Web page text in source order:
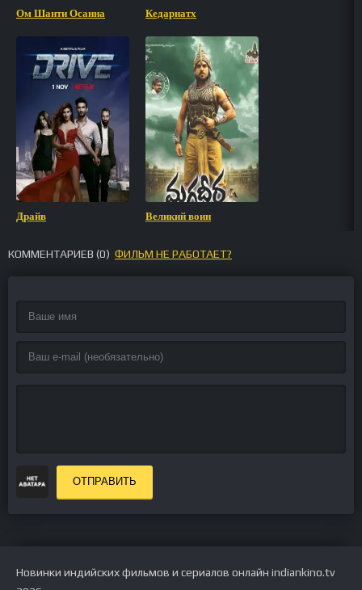
Ом Шанти Осанна Кедарнатх
Драйв Великий воин
КОММЕНТАРИЕВ (0) ФИЛЬМ НЕ РАБОТАЕТ?
ОТПРАВИТЬ
Новинки индийских фильмов и сериалов онлайн indiankino.tv